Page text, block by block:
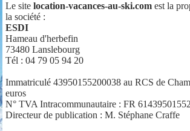
Le site location-vacances-au-ski.comest la
la société :
ESDI
Hameau d'herbefin
73480 Lanslebourg
Tél : 04 79 05 94 20
Immatriculé 43950155200038 au RCS de
euros
N° TVA Intracommunautaire : FR 61439501552
Directeur de publication : M. Stéphane Craffe